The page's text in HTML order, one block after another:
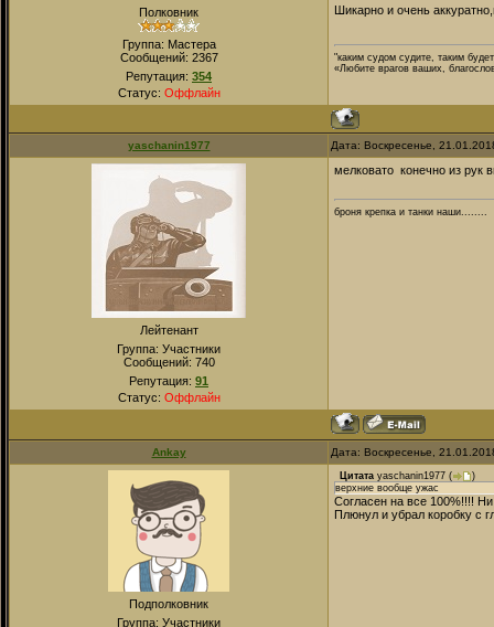
Полковник
Группа: Мастера
Сообщений: 2367
Репутация: 354
Статус: Оффлайн
Шикарно и очень
"каким судом судите, таким
«Любите врагов ваших,
yaschanin1977 Дата: Воскресенье,
Лейтенант
Группа: Участники
Сообщений: 740
Репутация: 91
Статус: Оффлайн
мелковато конечно из рук
броня крепка и танки наши........
Ankay Дата: Воскресенье,
Подполковник
Группа: Участники
Цитата yaschanin1977 (
)
верхние вообще ужас
Согласен на все 100%!!!!
Плюнул и убрал коробку с